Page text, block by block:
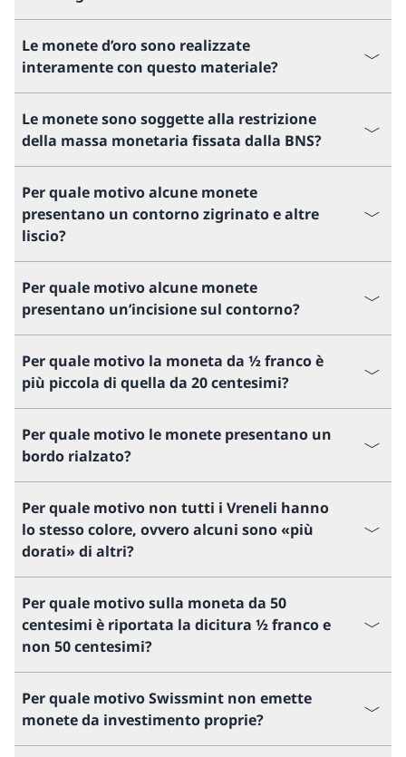
Le monete d’oro sono realizzate
interamente con questo materiale?
Le monete sono soggette alla restrizione
della massa monetaria fissata dalla BNS?
Per quale motivo alcune monete
presentano un contorno zigrinato e altre
liscio?
Per quale motivo alcune monete
presentano un’incisione sul contorno?
Per quale motivo la moneta da ½ franco è
più piccola di quella da 20 centesimi?
Per quale motivo le monete presentano un
bordo rialzato?
Per quale motivo non tutti i Vreneli hanno
lo stesso colore, ovvero alcuni sono «più
dorati» di altri?
Per quale motivo sulla moneta da 50
centesimi è riportata la dicitura ½ franco e
non 50 centesimi?
Per quale motivo Swissmint non emette
monete da investimento proprie?